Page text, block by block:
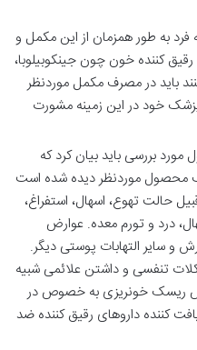
به طور همزمان از این مکمل و
کننده خون چون جینکوبیلوبا،
باید در مصرف مکمل موردنظر
خود در این زمینه مشورت
بررسی باید بیان کرد که
محصول موردنظر دیده شده است
حالت تهوع، اسهال، استفراغ،
درد و تورم معده. عوارض
سایر التهابات پوستی دیگر.
تنفسی و داشتن علائمی شبیه
ریسک خونریزی به خصوص در
کننده داروهای رقیق کننده ضد